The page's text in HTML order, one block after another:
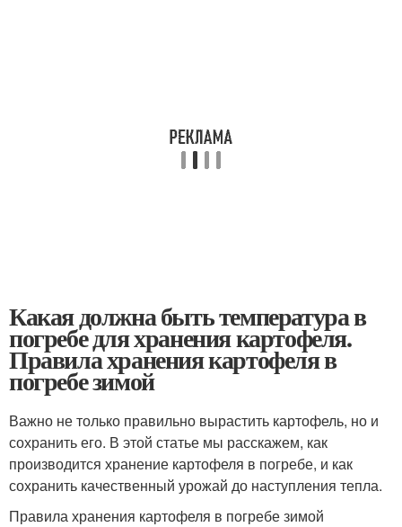
Какая должна быть температура в
погребе для хранения картофеля.
Правила хранения картофеля в
погребе зимой
Важно не только правильно вырастить картофель, но и
сохранить его. В этой статье мы расскажем, как
производится хранение картофеля в погребе, и как
сохранить качественный урожай до наступления тепла.
Правила хранения картофеля в погребе зимой